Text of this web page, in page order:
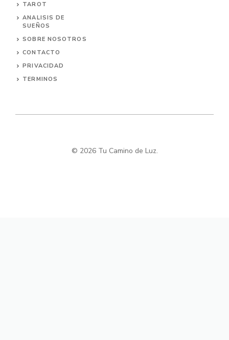
TAROT
ANALISIS DE
SUEÑOS
SOBRE NOSOTROS
CONTACTO
PRIVACIDAD
TERMINOS
© 2026 Tu Camino de Luz.